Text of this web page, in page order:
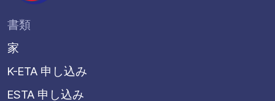
書類
家
K-ETA 申し込み
ESTA 申し込み